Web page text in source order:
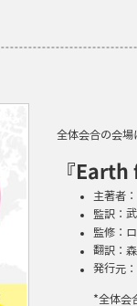
全体会合の会場
『
主著者
監訳：
監修：
翻訳：
発行元
*全体会